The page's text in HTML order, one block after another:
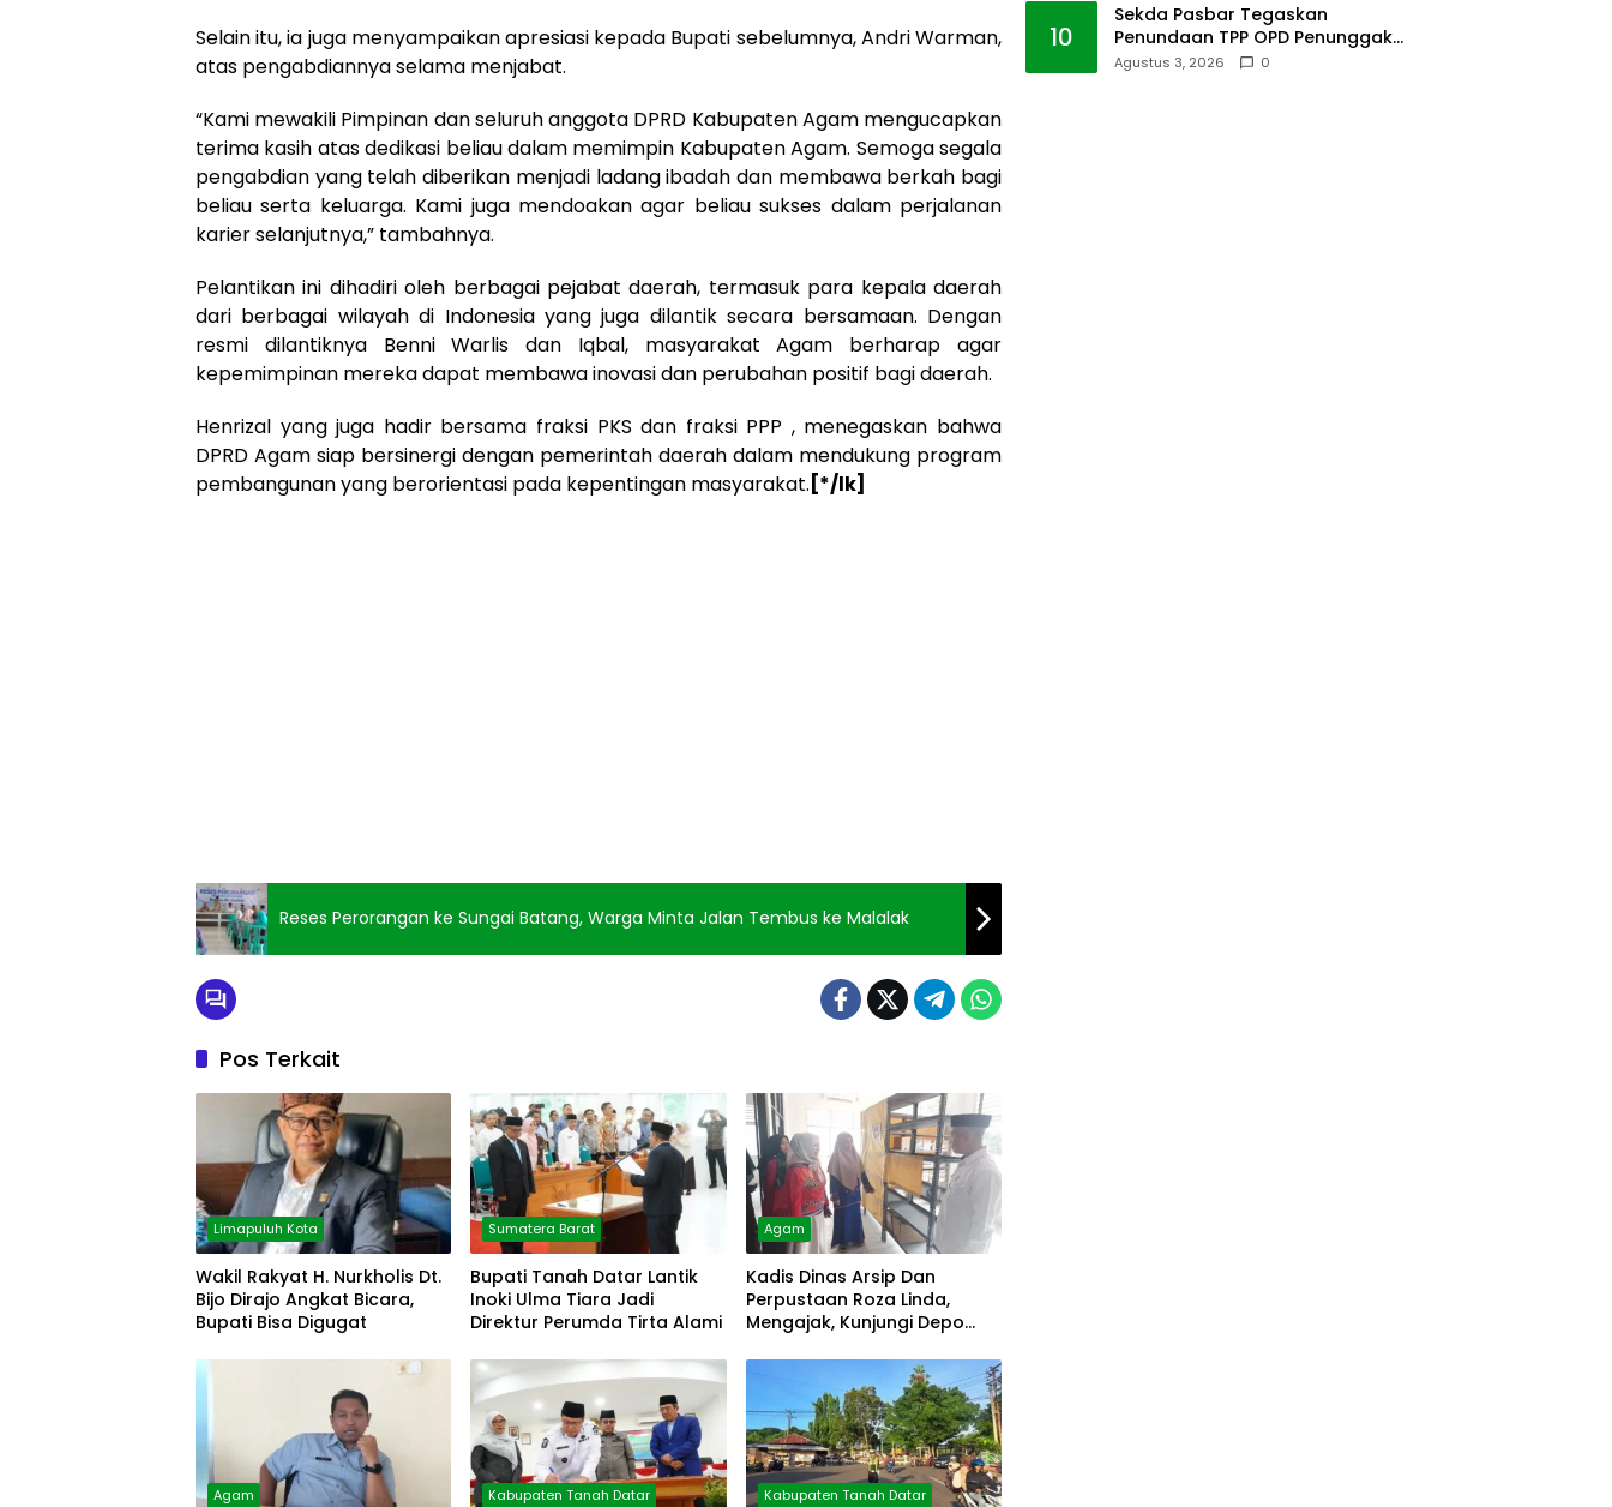
Selain itu, ia juga menyampaikan apresiasi kepada Bupati sebelumnya, Andri Warman,
atas pengabdiannya selama menjabat.
“Kami mewakili Pimpinan dan seluruh anggota DPRD Kabupaten Agam mengucapkan
terima kasih atas dedikasi beliau dalam memimpin Kabupaten Agam. Semoga segala
pengabdian yang telah diberikan menjadi ladang ibadah dan membawa berkah bagi
beliau serta keluarga. Kami juga mendoakan agar beliau sukses dalam perjalanan
karier selanjutnya,” tambahnya.
Pelantikan ini dihadiri oleh berbagai pejabat daerah, termasuk para kepala daerah
dari berbagai wilayah di Indonesia yang juga dilantik secara bersamaan. Dengan
resmi dilantiknya Benni Warlis dan Iqbal, masyarakat Agam berharap agar
kepemimpinan mereka dapat membawa inovasi dan perubahan positif bagi daerah.
Henrizal yang juga hadir bersama fraksi PKS dan fraksi PPP , menegaskan bahwa
DPRD Agam siap bersinergi dengan pemerintah daerah dalam mendukung program
pembangunan yang berorientasi pada kepentingan masyarakat. [*/lk]
Reses Perorangan ke Sungai Batang, Warga Minta Jalan Tembus ke Malalak
Pos Terkait
Limapuluh Kota
Wakil Rakyat H. Nurkholis Dt.
Bijo Dirajo Angkat Bicara,
Bupati Bisa Digugat
Sumatera Barat
Bupati Tanah Datar Lantik
Inoki Ulma Tiara Jadi
Direktur Perumda Tirta Alami
Agam
Kadis Dinas Arsip Dan
Perpustaan Roza Linda,
Mengajak, Kunjungi Depo
Agam Kabupaten Tanah Datar Kabupaten Tanah Datar
10
Sekda Pasbar Tegaskan
Penundaan TPP OPD Penunggak
Pajak Kendaraan Dinas
Agustus 3, 2026 0